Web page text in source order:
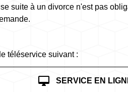
suite à un divorce n'est pas
téléservice suivant :
desktop_mac SERVICE EN